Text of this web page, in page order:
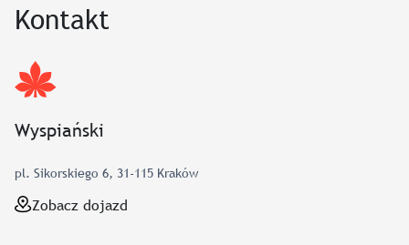
Kontakt
Wyspiański
pl. Sikorskiego 6, 31-115 Kraków
Zobacz dojazd